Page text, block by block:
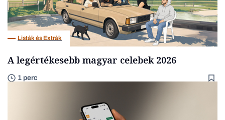
Listák és Extrák
A legértékesebb magyar celebek 2026
1 perc